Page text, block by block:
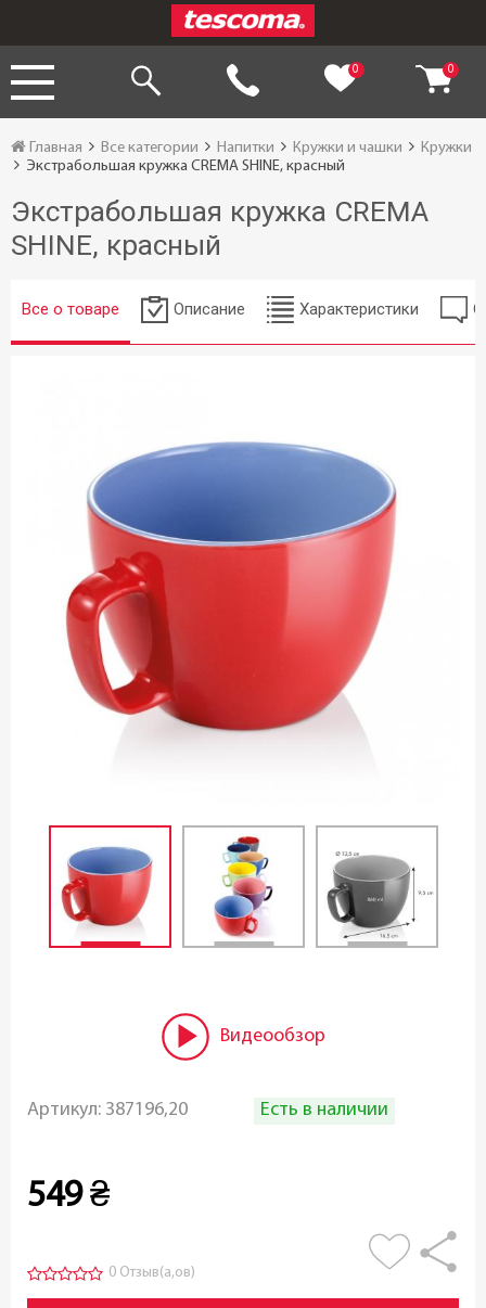
0 0
Главная Все категории Напитки Кружки и чашки
Кружки
Экстрабольшая кружка CREMA SHINE, красный
Экстрабольшая кружка CREMA
SHINE, красный
Все о товаре Описание Характеристики
Видеообзор
Артикул: 387196,20 Есть в наличии
549 ₴
0 Отзыв(а,ов)